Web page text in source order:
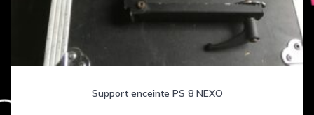
Support enceinte PS 8 NEXO